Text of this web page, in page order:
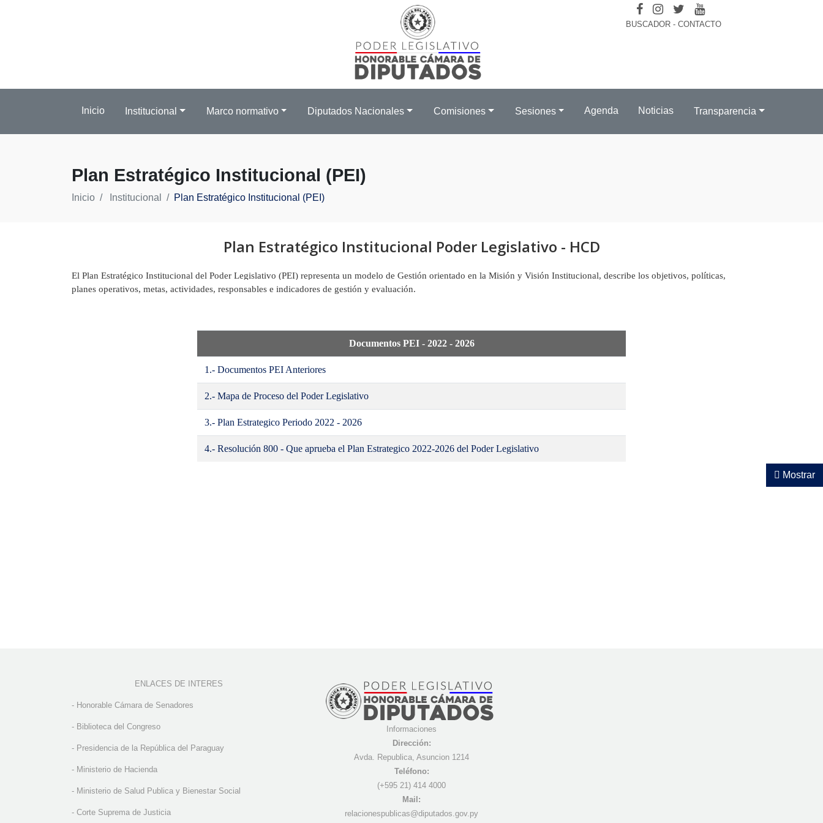
BUSCADOR- CONTACTO
Inicio Institucional Marco normativo Diputados Nacionales Comisiones Sesiones Agenda Noticias Transparencia
Mostrar
Plan Estratégico Institucional (PEI)
Inicio Institucional Plan Estratégico Institucional (PEI)
Plan Estratégico Institucional Poder Legislativo - HCD
El Plan Estratégico Institucional del Poder Legislativo (PEI) representa un modelo de Gestión orientado en la Misión y Visión Institucional, describe los objetivos, políticas,
planes operativos, metas, actividades, responsables e indicadores de gestión y evaluación.
Documentos PEI - 2022 - 2026
1.- Documentos PEI Anteriores
2.- Mapa de Proceso del Poder Legislativo
3.- Plan Estrategico Periodo 2022 - 2026
4.- Resolución 800 - Que aprueba el Plan Estrategico 2022-2026 del Poder Legislativo
ENLACES DE INTERES
- Honorable Cámara de Senadores
- Biblioteca del Congreso
- Presidencia de la República del Paraguay
- Ministerio de Hacienda
- Ministerio de Salud Publica y Bienestar Social
- Corte Suprema de Justicia
Informaciones
Dirección:
Avda. Republica, Asuncion 1214
Teléfono:
(+595 21) 414 4000
Mail:
relacionespublicas@diputados.gov.py